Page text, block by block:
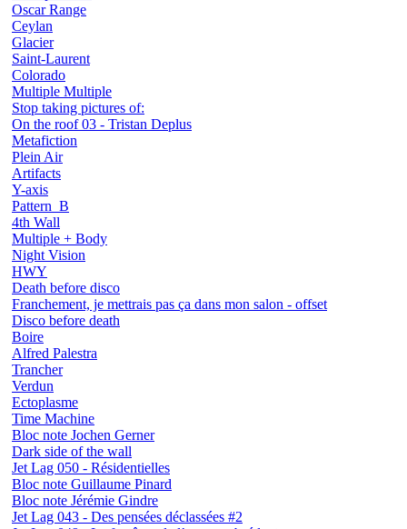
Oscar Range
Ceylan
Glacier
Saint-Laurent
Colorado
Multiple Multiple
Stop taking pictures of:
On the roof 03 - Tristan Deplus
Metafiction
Plein Air
Artifacts
Y-axis
Pattern_B
4th Wall
Multiple + Body
Night Vision
HWY
Death before disco
Franchement, je mettrais pas ça dans mon salon - offset
Disco before death
Boire
Alfred Palestra
Trancher
Verdun
Ectoplasme
Time Machine
Bloc note Jochen Gerner
Dark side of the wall
Jet Lag 050 - Résidentielles
Bloc note Guillaume Pinard
Bloc note Jérémie Gindre
Jet Lag 043 - Des pensées déclassées #2